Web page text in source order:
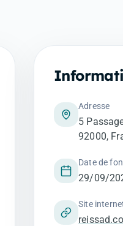
Adresse
5
92000,
Date de
29/09/
Site